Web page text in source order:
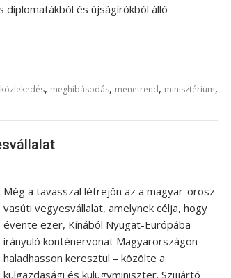
és újságírókból álló
, meghibásodás, menetrend, minisztérium,
Még a tavasszal létrejön az a magyar-orosz
vasúti vegyesvállalat, amelynek célja, hogy
évente ezer, Kínából Nyugat-Európába
irányuló konténervonat Magyarországon
haladhasson keresztül – közölte a
külgazdasági és külügyminiszter. Szijjártó